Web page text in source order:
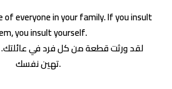
of everyone in your family. If you insult
you insult yourself.
لقد ورثت قطعة من كل فرد في عائلتك.
تهين نفسك.